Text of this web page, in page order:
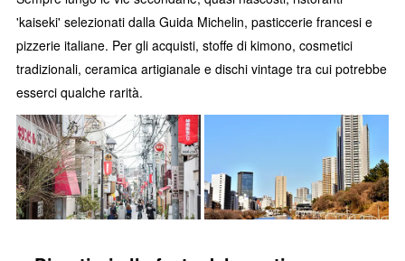
'kaiseki' selezionati dalla Guida Michelin, pasticcerie francesi e
pizzerie italiane. Per gli acquisti, stoffe di kimono, cosmetici
tradizionali, ceramica artigianale e dischi vintage tra cui potrebbe
esserci qualche rarità.